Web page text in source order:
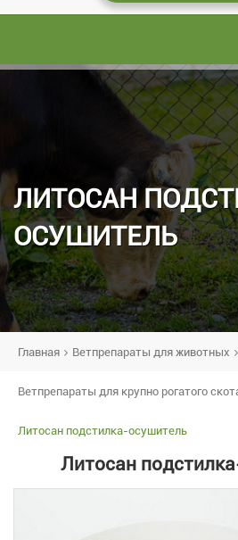
ЛИТОСАН
ОСУШИТЕЛЬ
Главная Ветпрепараты для животных
Ветпрепараты для крупно рогатого
Литосан подстилка-осушитель
Литосан